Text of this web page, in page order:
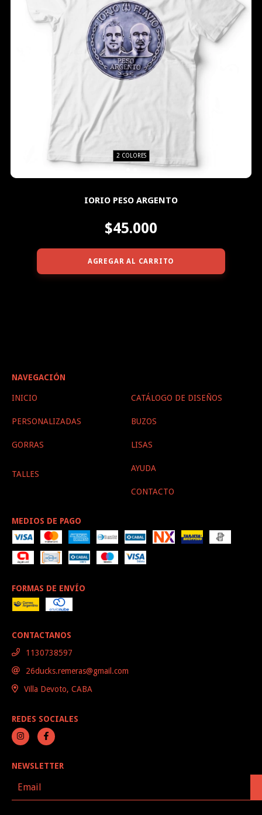
2 COLORES
IORIO PESO ARGENTO
$45.000
AGREGAR AL CARRITO
NAVEGACIÓN
INICIO CATÁLOGO DE DISEÑOS
PERSONALIZADAS BUZOS
GORRAS LISAS
TALLES
AYUDA
CONTACTO
MEDIOS DE PAGO
FORMAS DE ENVÍO
CONTACTANOS
1130738597
26ducks.remeras@gmail.com
Villa Devoto, CABA
REDES SOCIALES
NEWSLETTER